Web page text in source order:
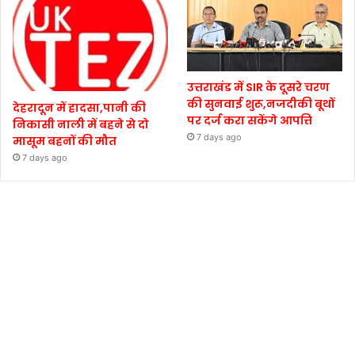
देहरादून में हादसा,पानी की
निकासी नाली में बहने से दो
मासूम बहनों की मौत
7 days ago
उत्तराखंड में SIR के दूसरे चरण
की सुनवाई शुरू,नजदीकी बूथों
पर दर्ज करा सकेंगे आपत्ति
7 days ago